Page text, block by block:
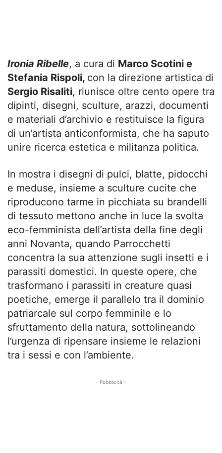
Ironia Ribelle, a cura di Marco Scotini e
Stefania Rispoli, con la direzione artistica di
Sergio Risaliti, riunisce oltre cento opere tra
dipinti, disegni, sculture, arazzi, documenti
e materiali d’archivio e restituisce la figura
di un’artista anticonformista, che ha saputo
unire ricerca estetica e militanza politica.
In mostra i disegni di pulci, blatte, pidocchi
e meduse, insieme a sculture cucite che
riproducono tarme in picchiata su brandelli
di tessuto mettono anche in luce la svolta
eco-femminista dell’artista della fine degli
anni Novanta, quando Parrocchetti
concentra la sua attenzione sugli insetti e i
parassiti domestici. In queste opere, che
trasformano i parassiti in creature quasi
poetiche, emerge il parallelo tra il dominio
patriarcale sul corpo femminile e lo
sfruttamento della natura, sottolineando
l’urgenza di ripensare insieme le relazioni
tra i sessi e con l’ambiente.
- Pubblicità -